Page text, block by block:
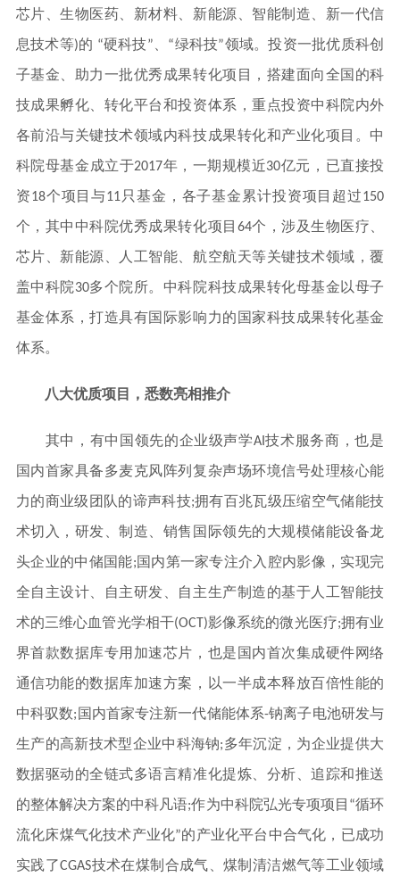
芯片、生物医药、新材料、新能源、智能制造、新一代信
息技术等)的 “硬科技”、“绿科技”领域。投资一批优质科创
子基金、助力一批优秀成果转化项目，搭建面向全国的科
技成果孵化、转化平台和投资体系，重点投资中科院内外
各前沿与关键技术领域内科技成果转化和产业化项目。中
科院母基金成立于2017年，一期规模近30亿元，已直接投
资18个项目与11只基金，各子基金累计投资项目超过150
个，其中中科院优秀成果转化项目64个，涉及生物医疗、
芯片、新能源、人工智能、航空航天等关键技术领域，覆
盖中科院30多个院所。中科院科技成果转化母基金以母子
基金体系，打造具有国际影响力的国家科技成果转化基金
体系。
八大优质项目，悉数亮相推介
其中，有中国领先的企业级声学AI技术服务商，也是
国内首家具备多麦克风阵列复杂声场环境信号处理核心能
力的商业级团队的谛声科技;拥有百兆瓦级压缩空气储能技
术切入，研发、制造、销售国际领先的大规模储能设备龙
头企业的中储国能;国内第一家专注介入腔内影像，实现完
全自主设计、自主研发、自主生产制造的基于人工智能技
术的三维心血管光学相干(OCT)影像系统的微光医疗;拥有业
界首款数据库专用加速芯片，也是国内首次集成硬件网络
通信功能的数据库加速方案，以一半成本释放百倍性能的
中科驭数;国内首家专注新一代储能体系-钠离子电池研发与
生产的高新技术型企业中科海钠;多年沉淀，为企业提供大
数据驱动的全链式多语言精准化提炼、分析、追踪和推送
的整体解决方案的中科凡语;作为中科院弘光专项项目“循环
流化床煤气化技术产业化”的产业化平台中合气化，已成功
实践了CGAS技术在煤制合成气、煤制清洁燃气等工业领域